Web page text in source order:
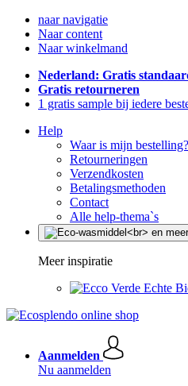
naar navigatie
Naar content
Naar winkelmand
Nederland: Gratis
Gratis retourneren
1 gratis sample bij iedere
Help
Waar is mijn bestelling?
Retourneringen
Verzendkosten
Betalingsmethoden
Contact
Alle help-thema`s
Meer inspiratie
Echte
Aanmelden
Nu aanmelden